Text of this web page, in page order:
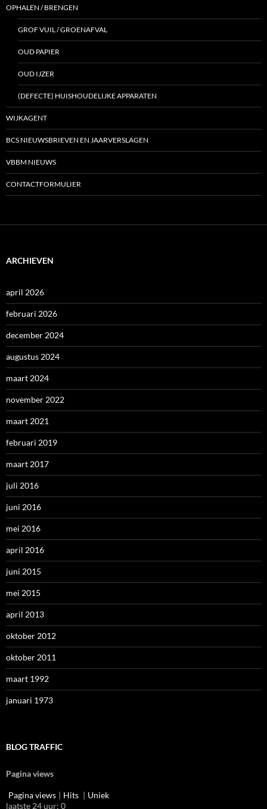
OPHALEN / BRENGEN
GROF VUIL / GROENAFVAL
OUD PAPIER
OUD IJZER
(DEFECTE) HUISHOUDELIJKE APPARATEN
WIJKAGENT
BCS NIEUWSBRIEVEN EN JAARVERSLAGEN
VBBM NIEUWS
CONTACTFORMULIER
ARCHIEVEN
april 2026
februari 2026
december 2024
augustus 2024
maart 2024
november 2022
maart 2021
februari 2019
maart 2017
juli 2016
juni 2016
mei 2016
april 2016
juni 2015
mei 2015
april 2013
oktober 2012
oktober 2011
maart 1992
januari 1973
BLOG TRAFFIC
Pagina views
Pagina views | Hits | Uniek
laatste 24 uur: 0